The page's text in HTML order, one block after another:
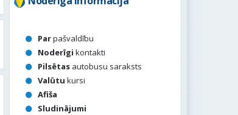
Parpašvaldību
Noderīgi kontakti
Pilsētas autobusu saraksts
Valūtu kursi
Afiša
Sludinājumi